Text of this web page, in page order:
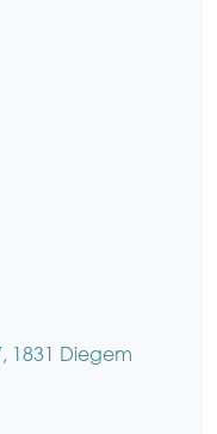
1831 Diegem